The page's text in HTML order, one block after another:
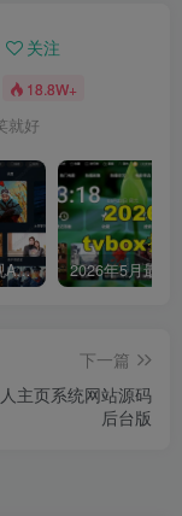
关注
18.8W+
就好
最新UI神马TV影视APP源码 乐檬影视苹果CMS后台 包含前后端源码
下一篇
主页系统网站源码
后台版